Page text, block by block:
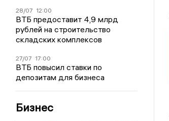
28/07 12:00
ВТБ предоставит 4,9 млрд
рублей на строительство
складских комплексов
27/07 17:00
ВТБ повысил ставки по
депозитам для бизнеса
Бизнес